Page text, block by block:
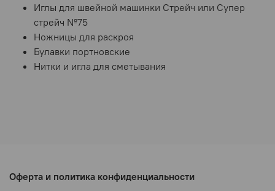
Иглы для швейной машинки Стрейч или Супер
стрейч №75
Ножницы для раскроя
Булавки портновские
Нитки и игла для сметывания
Оферта и политика конфиденциальности